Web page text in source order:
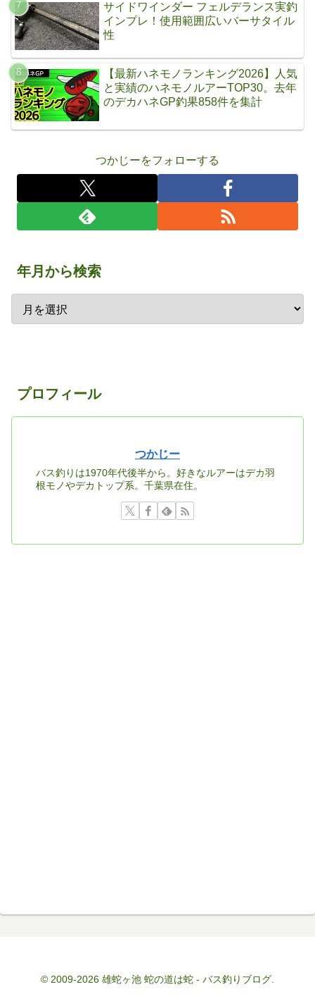
サイドワインダー フェルデランス実釣
インプレ！使用範囲広いバーサタイル
性
【最新ハネモノランキング2026】人気
と実績のハネモノルアーTOP30。去年
のデカハネGP釣果858件を集計
つかじーをフォローする
年月から検索
プロフィール
つかじー
バス釣りは1970年代後半から。好きなルアーはデカ羽
根モノやデカトップ系。千葉県在住。
© 2009-2026 雄蛇ヶ池 蛇の道は蛇 - バス釣りブログ.